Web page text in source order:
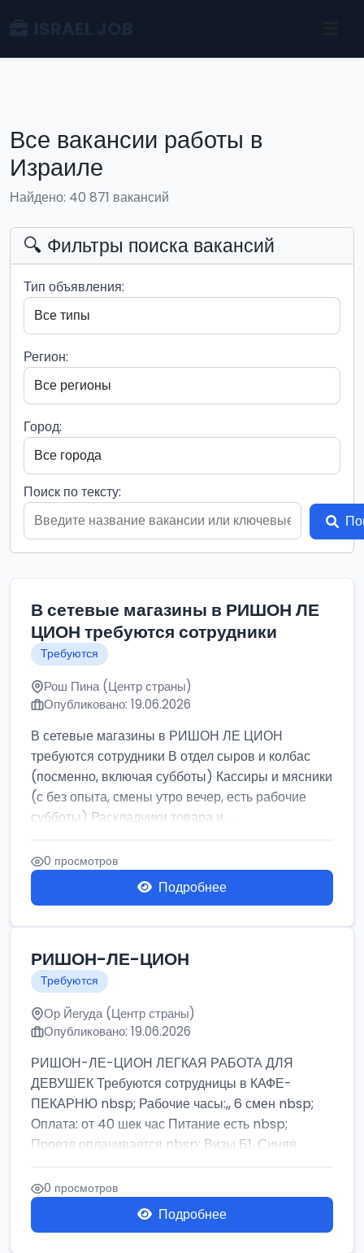
Все вакансии работы в
Израиле
Найдено: 40 871 вакансий
🔍 Фильтры поиска вакансий
Тип объявления:
Регион:
Город:
Поиск по тексту:
В сетевые магазины в РИШОН ЛЕ
ЦИОН требуются сотрудники
Требуются
Рош Пина (Центр страны)
Опубликовано: 19.06.2026
В сетевые магазины в РИШОН ЛЕ ЦИОН
требуются сотрудники В отдел сыров и колбас
(посменно, включая субботы) Кассиры и мясники
(с без опыта, смены утро вечер, есть рабочие
субботы) Раскладчики товара и ...
0 просмотров
Подробнее
РИШОН-ЛЕ-ЦИОН
Требуются
Ор Йегуда (Центр страны)
Опубликовано: 19.06.2026
РИШОН-ЛЕ-ЦИОН ЛЕГКАЯ РАБОТА ДЛЯ
ДЕВУШЕК Требуются сотрудницы в КАФЕ-
ПЕКАРНЮ nbsp; Рабочие часы:,, 6 смен nbsp;
Оплата: от 40 шек час Питание есть nbsp;
Проезд оплачивается nbsp; Визы Б1, Синяя
бумага,...
0 просмотров
Подробнее